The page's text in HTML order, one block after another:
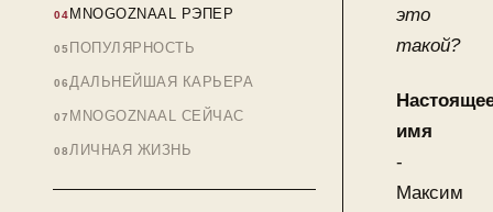
MNOGOZNAAL РЭПЕР
ПОПУЛЯРНОСТЬ
ДАЛЬНЕЙШАЯ КАРЬЕРА
MNOGOZNAAL СЕЙЧАС
ЛИЧНАЯ ЖИЗНЬ
это
такой?
имя
-
Максим